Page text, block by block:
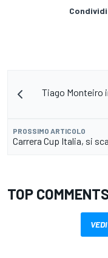
Tiago Monteiro
PROSSIMO ARTICOLO
Carrera Cup Italia, si
TOP